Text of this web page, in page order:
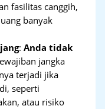
fasilitas canggih,
banyak
:Anda tidak
jangka
terjadi jika
seperti
atau risiko